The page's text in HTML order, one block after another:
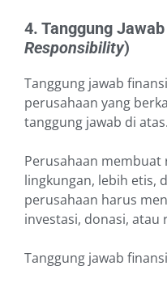
4. Tanggung
Responsibility)
Tanggung jawab
perusahaan yang
tanggung jawab di atas.
Perusahaan membuat
lingkungan, lebih etis,
perusahaan harus
investasi, donasi, atau
Tanggung jawab